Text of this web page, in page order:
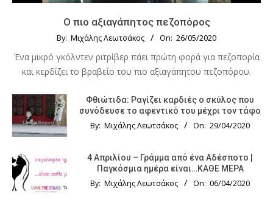
Ο πιο αξιαγάπητος πεζοπόρος
By: Μιχάλης Λεωτσάκος On: 26/05/2020
Ένα μικρό γκόλντεν ριτρίβερ πάει πρώτη φορά για πεζοπορία
και κερδίζει το βραβείο του πιο αξιαγάπητου πεζοπόρου.
Φθιώτιδα: Ραγίζει καρδιές ο σκύλος που
συνόδευσε το αφεντικό του μέχρι τον τάφο
By: Μιχάλης Λεωτσάκος On: 29/04/2020
4 Απριλίου – Γράμμα από ένα Αδέσποτο |
Παγκόσμια ημέρα είναι…ΚΑΘΕ ΜΕΡΑ
By: Μιχάλης Λεωτσάκος On: 06/04/2020